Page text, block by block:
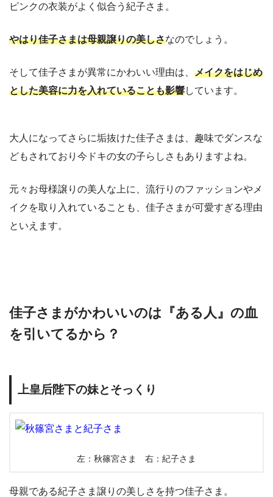
ピンクの衣装がよく似合う紀子さま。
やはり佳子さまは母親譲りの美しさなのでしょう。
そして佳子さまが異常にかわいい理由は、 メイクをはじめ
とした美容に力を入れていることも影響しています。
大人になってさらに垢抜けた佳子さまは、趣味でダンスな
どもされており今ドキの女の子らしさもありますよね。
元々お母様譲りの美人な上に、流行りのファッションやメ
イクを取り入れていることも、佳子さまが可愛すぎる理由
といえます。
佳子さまがかわいいのは『ある人』の血
を引いてるから？
上皇后陛下の妹とそっくり
左：秋篠宮さま 右：紀子さま
母親である紀子さま譲りの美しさを持つ佳子さま。